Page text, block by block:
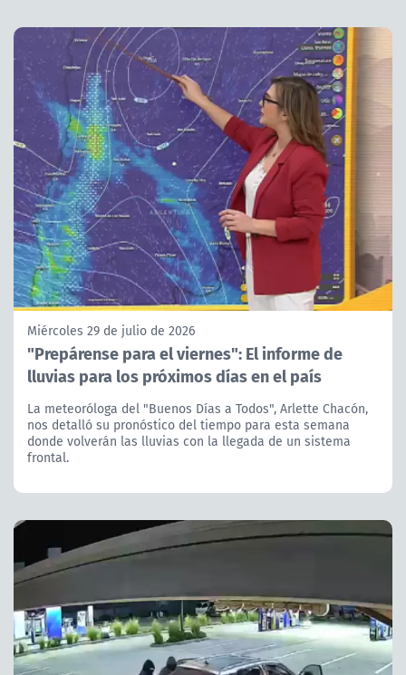
Miércoles 29 de julio de 2026
"Prepárense para el viernes": El informe de
lluvias para los próximos días en el país
La meteoróloga del "Buenos Días a Todos", Arlette Chacón,
nos detalló su pronóstico del tiempo para esta semana
donde volverán las lluvias con la llegada de un sistema
frontal.